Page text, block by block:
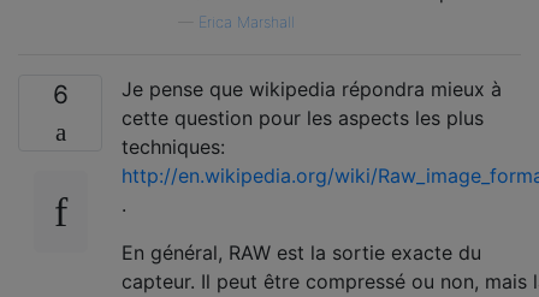
Erica Marshall
6
Je pense que wikipedia répondra mieux à
cette question pour les aspects les plus
techniques:
http://en.wikipedia.org/wiki/
.
En général, RAW est la sortie exacte du
capteur. Il peut être compressé ou non, mais